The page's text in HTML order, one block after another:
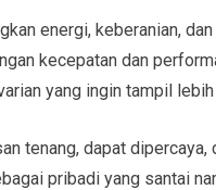
energi, keberanian,
kecepatan dan
yang ingin tampil
tenang, dapat
pribadi yang santai